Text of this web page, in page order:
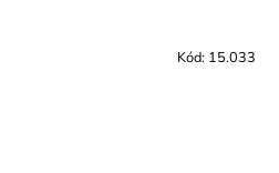
Kód: 15.033